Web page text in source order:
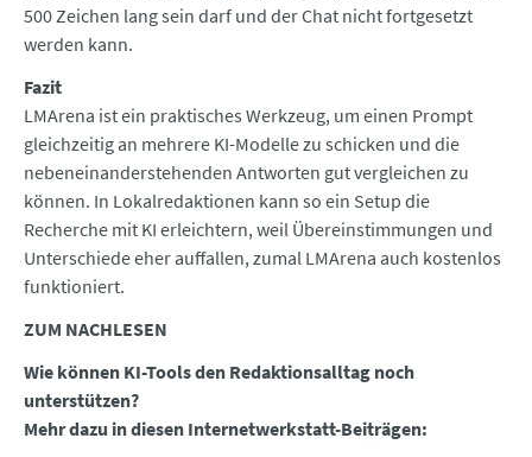
500 Zeichen lang sein darf und der Chat nicht fortgesetzt
werden kann.
Fazit
LMArena ist ein praktisches Werkzeug, um einen Prompt
gleichzeitig an mehrere KI-Modelle zu schicken und die
nebeneinanderstehenden Antworten gut vergleichen zu
können. In Lokalredaktionen kann so ein Setup die
Recherche mit KI erleichtern, weil Übereinstimmungen und
Unterschiede eher auffallen, zumal LMArena auch kostenlos
funktioniert.
ZUM NACHLESEN
Wie können KI-Tools den Redaktionsalltag noch
unterstützen?
Mehr dazu in diesen Internetwerkstatt-Beiträgen: